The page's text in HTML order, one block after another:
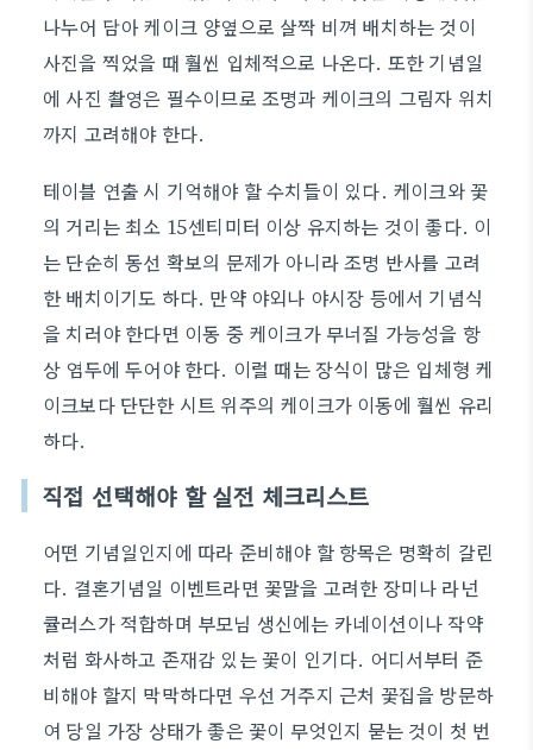
나누어 담아 케이크 양옆으로 살짝 비껴 배치하는 것이
사진을 찍었을 때 훨씬 입체적으로 나온다. 또한 기념일
에 사진 촬영은 필수이므로 조명과 케이크의 그림자 위치
까지 고려해야 한다.
테이블 연출 시 기억해야 할 수치들이 있다. 케이크와 꽃
의 거리는 최소 15센티미터 이상 유지하는 것이 좋다. 이
는 단순히 동선 확보의 문제가 아니라 조명 반사를 고려
한 배치이기도 하다. 만약 야외나 야시장 등에서 기념식
을 치러야 한다면 이동 중 케이크가 무너질 가능성을 항
상 염두에 두어야 한다. 이럴 때는 장식이 많은 입체형 케
이크보다 단단한 시트 위주의 케이크가 이동에 훨씬 유리
하다.
직접 선택해야 할 실전 체크리스트
어떤 기념일인지에 따라 준비해야 할 항목은 명확히 갈린
다. 결혼기념일 이벤트라면 꽃말을 고려한 장미나 라넌
큘러스가 적합하며 부모님 생신에는 카네이션이나 작약
처럼 화사하고 존재감 있는 꽃이 인기다. 어디서부터 준
비해야 할지 막막하다면 우선 거주지 근처 꽃집을 방문하
여 당일 가장 상태가 좋은 꽃이 무엇인지 묻는 것이 첫 번